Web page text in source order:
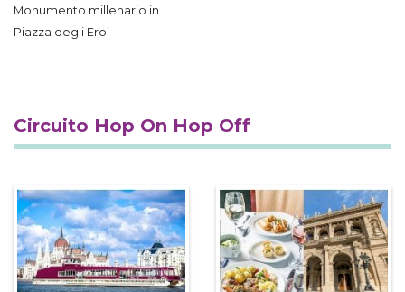
Monumento millenario in
Piazza degli Eroi
Circuito Hop On Hop Off